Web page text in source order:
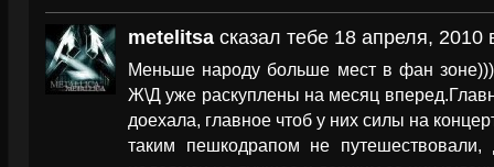
metelitsa сказал тебе 18 апреля, 2010
Меньше народу больше мест в фан
Ж\Д уже раскуплены на месяц
доехала, главное чтоб у них силы на
таким пешкодрапом не